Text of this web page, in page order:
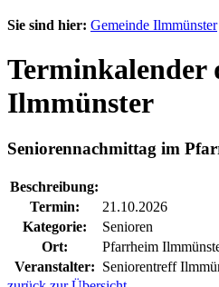
Sie sind hier: Gemeinde Ilmmünster
Terminkalender
Ilmmünster
Seniorennachmittag im
Beschreibung:
Termin:
21.10.2026
Kategorie:
Senioren
Ort:
Pfarrheim
Veranstalter: Seniorentreff